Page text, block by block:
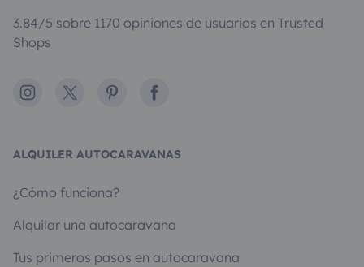
3.84/5 sobre 1170 opiniones de usuarios en Trusted
Shops
Instagram
X PinterestFacebook
ALQUILER AUTOCARAVANAS
¿Cómo funciona?
Alquilar una autocaravana
Tus primeros pasos en autocaravana